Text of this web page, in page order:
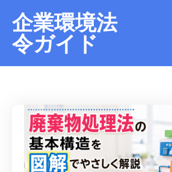
企業環境法
令ガイド